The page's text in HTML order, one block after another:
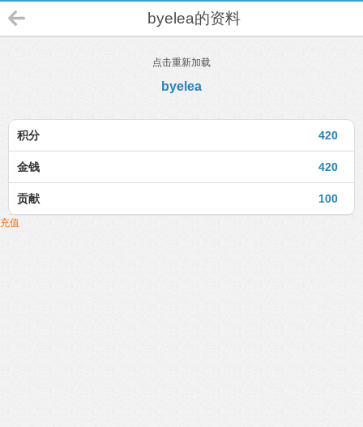
byelea的资料
点击重新加载
byelea
420
积分
420
金钱
100
贡献
充值